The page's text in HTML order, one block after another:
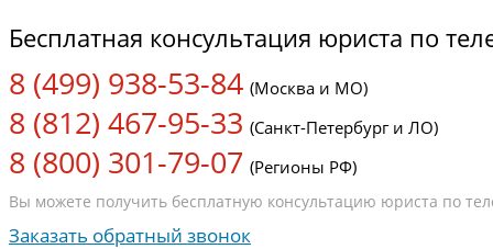
Бесплатная консультация юриста по
8 (499) 938-53-84 (Москва и МО)
8 (812) 467-95-33 (Санкт-Петербург и ЛО)
8 (800) 301-79-07 (Регионы РФ)
Вы можете получить бесплатную консультацию юриста по
Заказать обратный звонок